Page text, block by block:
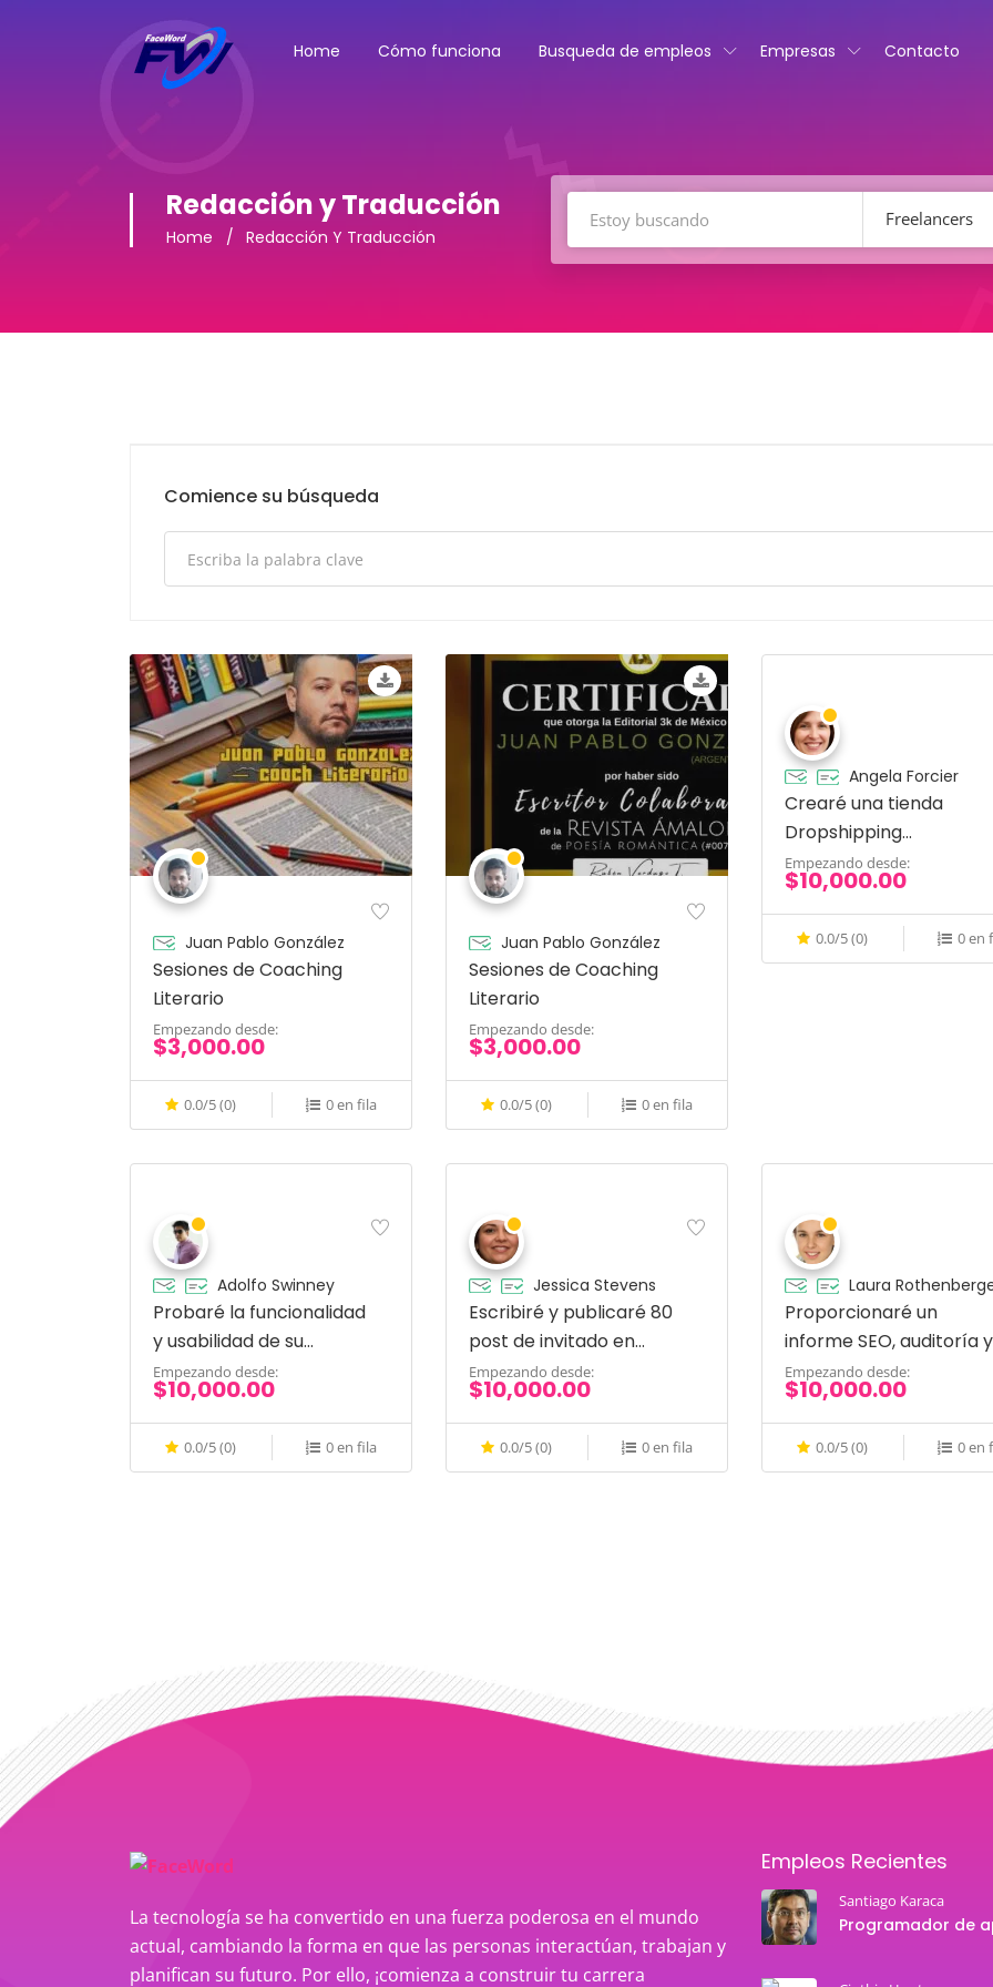
Home Cómo funciona Busqueda de empleos Empresas Contacto
Redacción y Traducción
Home Redacción Y Traducción
Freelancers
Comience su búsqueda
Juan Pablo González
Sesiones de Coaching
Literario
Empezando desde:
$3,000.00
0.0/5 (0) 0 en fila
Juan Pablo González
Sesiones de Coaching
Literario
Empezando desde:
$3,000.00
0.0/5 (0) 0 en fila
Angela Forcier
Crearé una tienda
Dropshipping
automatizada
Empezando desde:
$10,000.00
0.0/5 (0) 0 en
Adolfo Swinney
Probaré la funcionalidad
y usabilidad de su
aplicación móvil
Empezando desde:
$10,000.00
0.0/5 (0) 0 en fila
Jessica Stevens
Escribiré y publicaré 80
post de invitado en
Instagram
Empezando desde:
$10,000.00
0.0/5 (0) 0 en fila
Laura
Proporcionaré un
informe SEO, auditoría y
análisis del sitio web de
competencia
Empezando desde:
$10,000.00
0.0/5 (0) 0 en
La tecnología se ha convertido en una fuerza poderosa en el mundo
actual, cambiando la forma en que las personas interactúan, trabajan y
planifican su futuro. Por ello, ¡comienza a construir tu carrera
Empleos Recientes
Santiago Karaca